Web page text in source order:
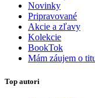
Novinky
Pripravované
Akcie a zľavy
Kolekcie
BookTok
Mám záujem o
Top autori